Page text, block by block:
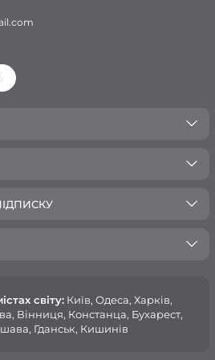
світу:Київ, Одеса, Харків,
Вінниця, Констанца, Бухарест,
Гданськ, Кишинів